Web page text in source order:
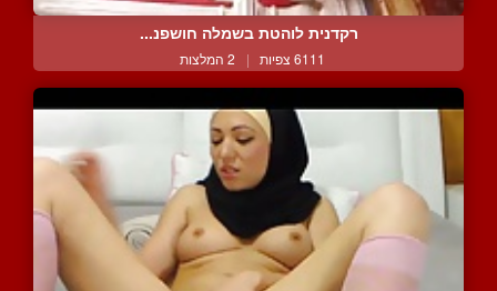
רקדנית לוהטת בשמלה חושפנ...
6111 צפיות | 2 המלצות